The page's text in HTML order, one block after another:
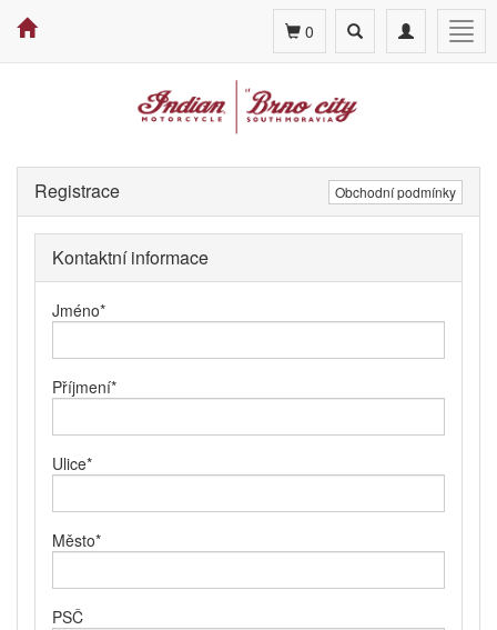
Toggle
navigation
Toggle
search
0
Registrace Obchodní podmínky
Kontaktní informace
Jméno*
Příjmení*
Ulice*
Město*
PSČ